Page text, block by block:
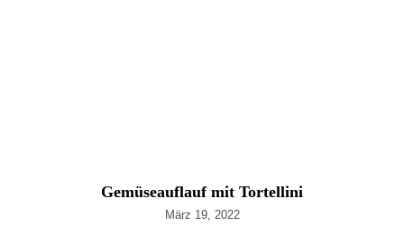
Gemüseauflauf mit Tortellini
März 19, 2022